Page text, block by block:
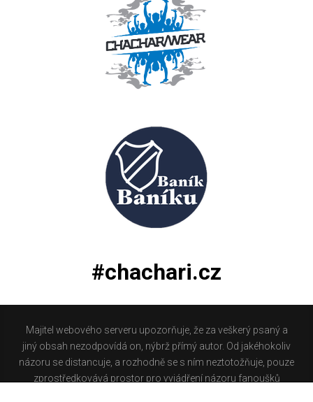
#chachari.cz
Majitel webového serveru upozorňuje, že za veškerý psaný a
jiný obsah nezodpovídá on, nýbrž přímý autor. Od jakéhokoliv
názoru se distancuje, a rozhodně se s ním neztotožňuje, pouze
zprostředkovává prostor pro vyjádření názoru fanoušků